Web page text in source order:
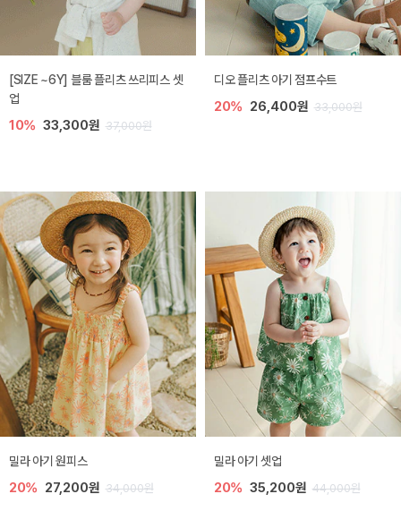
[SIZE ~6Y] 블룸 플리츠 쓰리피스 셋
업
10% 33,300원 37,000원
디오 플리츠 아기 점프수트
20% 26,400원 33,000원
밀라 아기 원피스
20% 27,200원 34,000원
밀라 아기 셋업
20% 35,200원 44,000원